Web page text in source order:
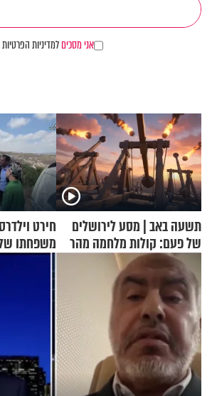
אני מסכיםלמדיניות הפרטיות
תשעה באב | מסע לירושלים
של פעם: קולות מלחמה מהר
הזיתים
חירט
משפחתו
"מיליונים
בכם"